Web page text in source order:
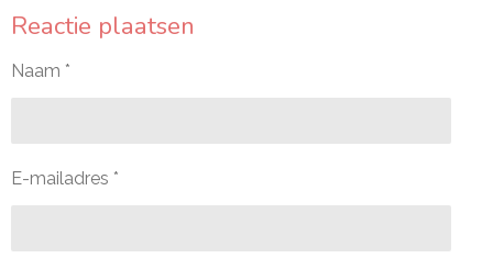
Reactie plaatsen
Naam *
E-mailadres *